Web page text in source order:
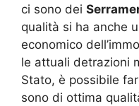
ci sono dei
qualità si ha anche
economico
le attuali detrazioni
Stato, è possibile
sono di ottima